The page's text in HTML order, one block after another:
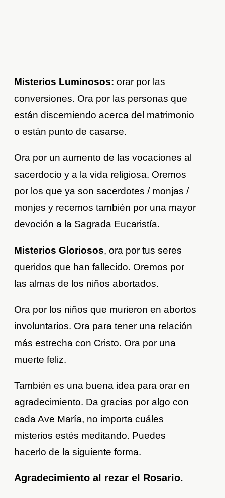
Misterios Luminosos: orar por las
conversiones. Ora por las personas que
están discerniendo acerca del matrimonio
o están punto de casarse.
Ora por un aumento de las vocaciones al
sacerdocio y a la vida religiosa. Oremos
por los que ya son sacerdotes / monjas /
monjes y recemos también por una mayor
devoción a la Sagrada Eucaristía.
Misterios Gloriosos, ora por tus seres
queridos que han fallecido. Oremos por
las almas de los niños abortados.
Ora por los niños que murieron en abortos
involuntarios. Ora para tener una relación
más estrecha con Cristo. Ora por una
muerte feliz.
También es una buena idea para orar en
agradecimiento. Da gracias por algo con
cada Ave María, no importa cuáles
misterios estés meditando. Puedes
hacerlo de la siguiente forma.
Agradecimiento al rezar el Rosario.